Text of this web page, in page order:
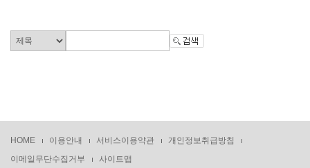
HOME 이용안내 서비스이용약관
개인정보취급방침
이메일무단수집거부
사이트맵